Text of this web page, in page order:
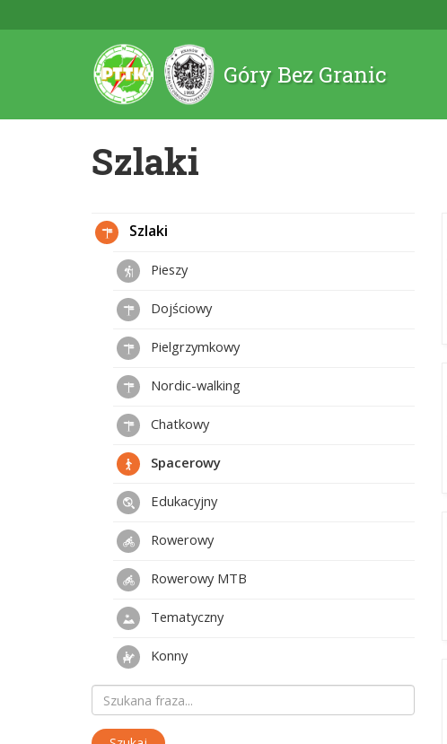
Góry Bez Granic
Szlaki
Szlaki
Pieszy
Dojściowy
Pielgrzymkowy
Nordic-walking
Chatkowy
Spacerowy
Edukacyjny
Rowerowy
Rowerowy MTB
Tematyczny
Konny